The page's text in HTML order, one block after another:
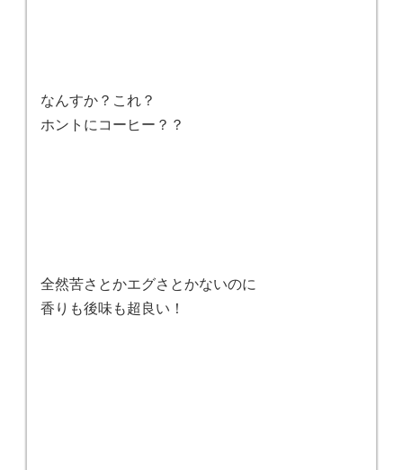
なんすか？これ？
ホントにコーヒー？？
全然苦さとかエグさとかないのに
香りも後味も超良い！